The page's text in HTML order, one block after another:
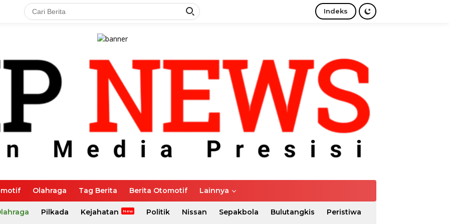
Indeks
Olahraga Tag Berita Berita Otomotif Lainnya
Pilkada Kejahatan Politik Nissan Sepakbola Bulutangkis Peristiwa